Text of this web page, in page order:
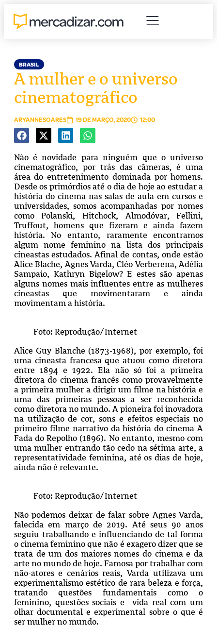
BRASIL
A mulher e o universo
cinematográfico
ARYANNESOARES 19 DE MARÇO, 2020 12:00
Não é novidade para ninguém que o universo
cinematográfico, por trás das câmeras, é uma
área do entretenimento dominada por homens.
Desde os primórdios até o dia de hoje ao estudar a
história do cinema nas salas de aula em cursos e
universidades, somos acompanhadas por nomes
como Polanski, Hitchock, Almodóvar, Fellini,
Truffout, homens que fizeram e ainda fazem
história. No entanto, raramente encontramos
algum nome feminino na lista dos principais
cineastas estudados. Afinal de contas, onde estão
Alice Blache, Agnes Varda, Cléo Verberena, Adélia
Sampaio, Kathryn Bigelow? E estes são apenas
alguns nomes mais influentes entre as mulheres
cineastas que movimentaram e ainda
movimentam a história.
Foto: Reprodução/Internet
Alice Guy Blanche (1873-1968), por exemplo, foi
uma cineasta francesa que atuou como diretora
entre 1894 e 1922. Ela não só foi a primeira
diretora do cinema francês como provavelmente
a primeira mulher a dirigir um filme na história e
uma das primeiras pessoas a ser reconhecida
como diretora no mundo. A pioneira foi inovadora
na utilização de cor, sons e efeitos especiais no
primeiro filme narrativo da história do cinema A
Fada do Repolho (1896). No entanto, mesmo com
uma mulher entrando tão cedo na sétima arte, a
representatividade feminina, até os dias de hoje,
ainda não é relevante.
Foto: Reprodução/Internet
Não podemos deixar de falar sobre Agnes Varda,
falecida em março de 2019. Até seus 90 anos
seguiu trabalhando e influenciando de tal forma
o cinema feminino que não é exagero dizer que se
trata de um dos maiores nomes do cinema e da
arte no mundo de hoje. Famosa por trabalhar com
não-atores e cenários reais, Varda utilizava um
experimentalismo estético de rara beleza e força,
tratando questões fundamentais como o
feminino, questões sociais e vida real com um
olhar documental e experimental sobre o que é
ser mulher no mundo.